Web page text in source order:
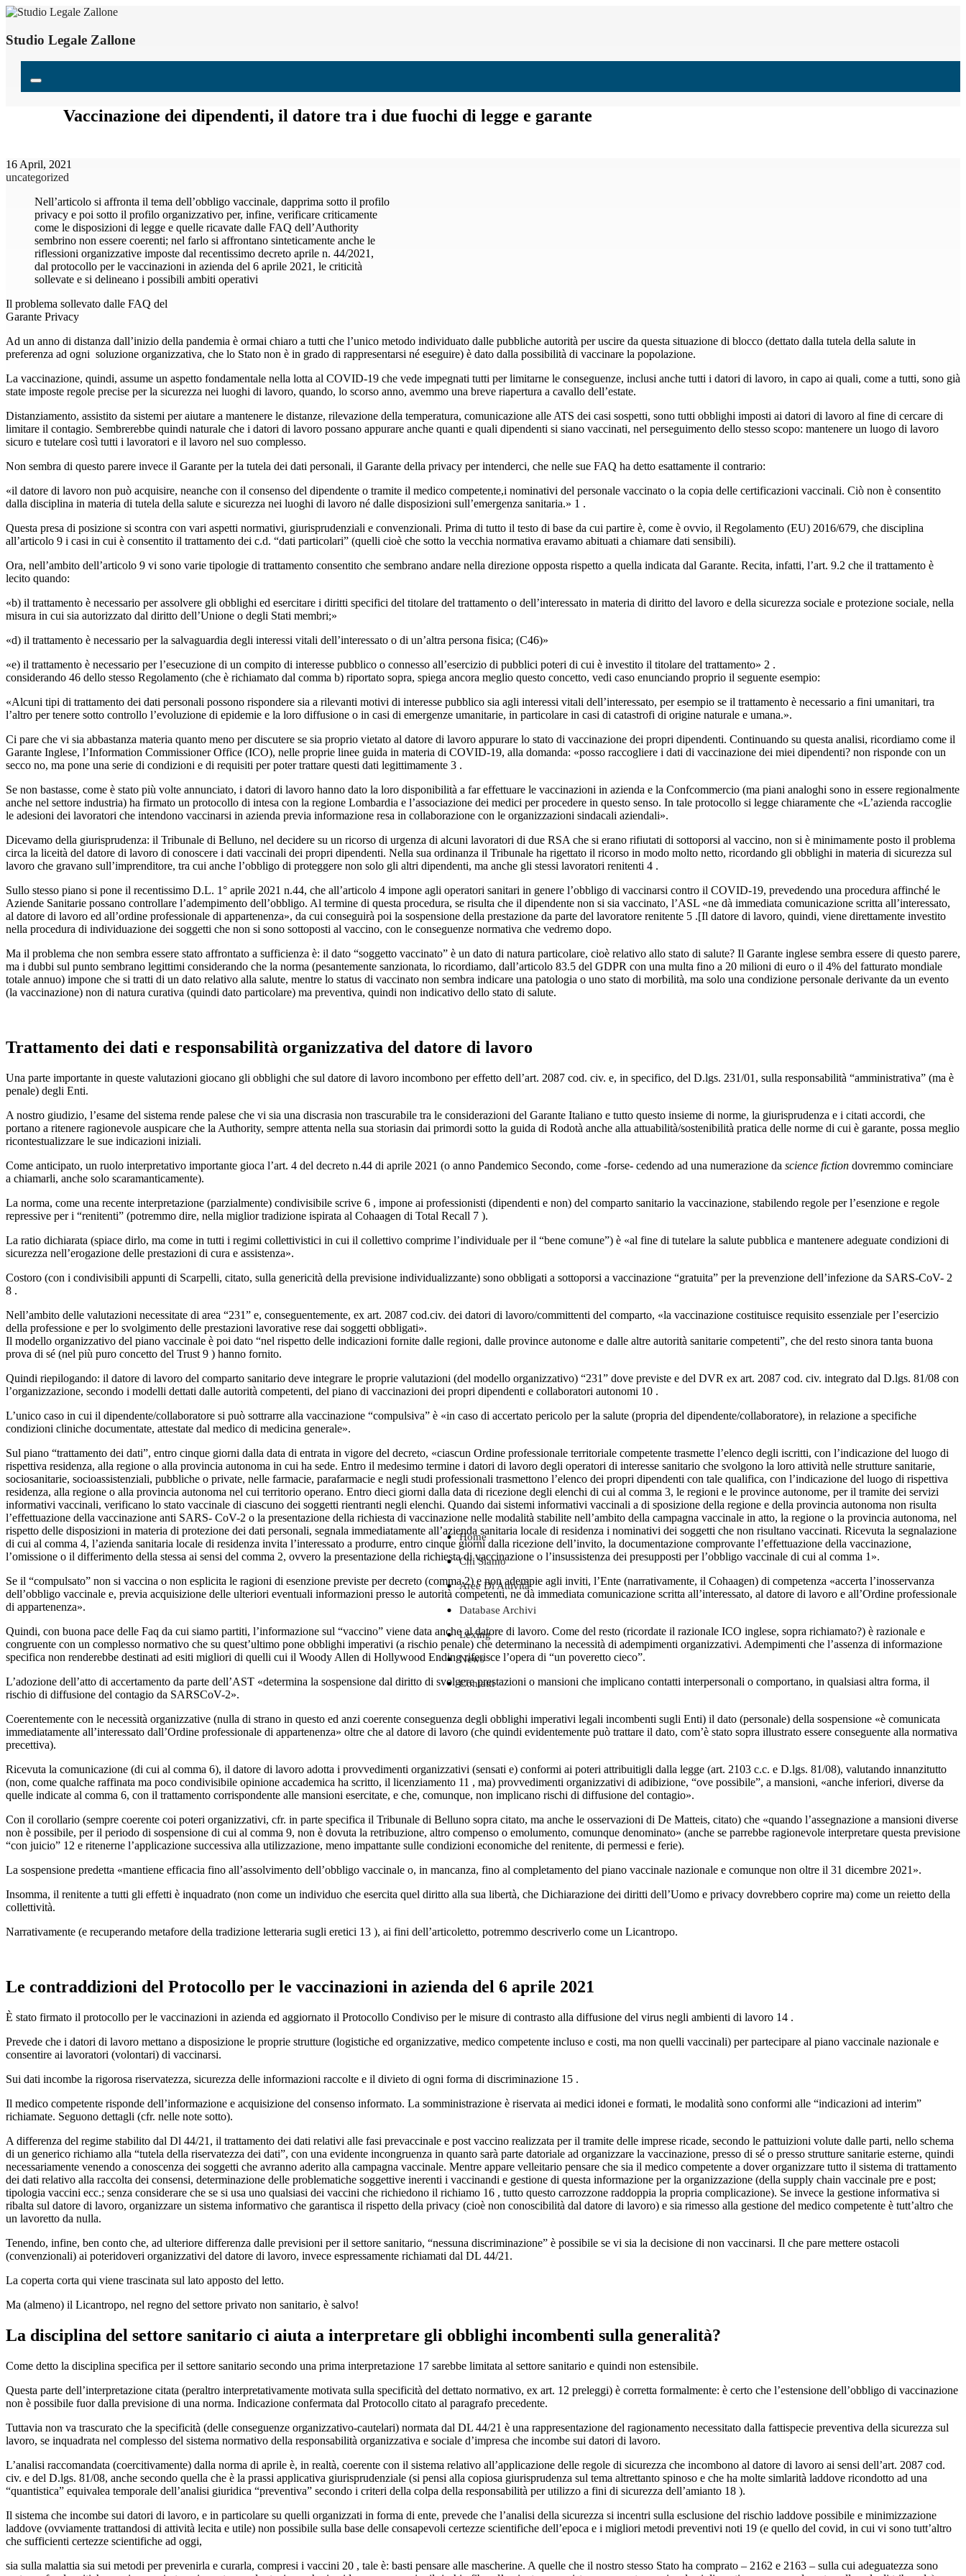
Studio Legale Zallone
Home
Chi Siamo
Aree Di Attività
Database Archivi
Lexing
News
Contatti
Vaccinazione dei dipendenti, il datore tra i due fuochi di legge e garante
16 April, 2021
uncategorized
Nell’articolo si affronta il tema dell’obbligo vaccinale, dapprima sotto il profilo
privacy e poi sotto il profilo organizzativo per, infine, verificare criticamente
come le disposizioni di legge e quelle ricavate dalle FAQ dell’Authority
sembrino non essere coerenti; nel farlo si affrontano sinteticamente anche le
riflessioni organizzative imposte dal recentissimo decreto aprile n. 44/2021,
dal protocollo per le vaccinazioni in azienda del 6 aprile 2021, le criticità
sollevate e si delineano i possibili ambiti operativi
Il problema sollevato dalle FAQ del
Garante Privacy
Ad un anno di distanza dall’inizio della pandemia è ormai chiaro a tutti che l’unico metodo individuato dalle pubbliche autorità per uscire da questa situazione di blocco (dettato dalla tutela della salute in
preferenza ad ogni soluzione organizzativa, che lo Stato non è in grado di rappresentarsi né eseguire) è dato dalla possibilità di vaccinare la popolazione.
La vaccinazione, quindi, assume un aspetto fondamentale nella lotta al COVID-19 che vede impegnati tutti per limitarne le conseguenze, inclusi anche tutti i datori di lavoro, in capo ai quali, come a tutti, sono già
state imposte regole precise per la sicurezza nei luoghi di lavoro, quando, lo scorso anno, avemmo una breve riapertura a cavallo dell’estate.
Distanziamento, assistito da sistemi per aiutare a mantenere le distanze, rilevazione della temperatura, comunicazione alle ATS dei casi sospetti, sono tutti obblighi imposti ai datori di lavoro al fine di cercare di
limitare il contagio. Sembrerebbe quindi naturale che i datori di lavoro possano appurare anche quanti e quali dipendenti si siano vaccinati, nel perseguimento dello stesso scopo: mantenere un luogo di lavoro
sicuro e tutelare così tutti i lavoratori e il lavoro nel suo complesso.
Non sembra di questo parere invece il Garante per la tutela dei dati personali, il Garante della privacy per intenderci, che nelle sue FAQ ha detto esattamente il contrario:
«il datore di lavoro non può acquisire, neanche con il consenso del dipendente o tramite il medico competente,i nominativi del personale vaccinato o la copia delle certificazioni vaccinali. Ciò non è consentito
dalla disciplina in materia di tutela della salute e sicurezza nei luoghi di lavoro né dalle disposizioni sull’emergenza sanitaria.» 1 .
Questa presa di posizione si scontra con vari aspetti normativi, giurisprudenziali e convenzionali. Prima di tutto il testo di base da cui partire è, come è ovvio, il Regolamento (EU) 2016/679, che disciplina
all’articolo 9 i casi in cui è consentito il trattamento dei c.d. “dati particolari” (quelli cioè che sotto la vecchia normativa eravamo abituati a chiamare dati sensibili).
Ora, nell’ambito dell’articolo 9 vi sono varie tipologie di trattamento consentito che sembrano andare nella direzione opposta rispetto a quella indicata dal Garante. Recita, infatti, l’art. 9.2 che il trattamento è
lecito quando:
«b) il trattamento è necessario per assolvere gli obblighi ed esercitare i diritti specifici del titolare del trattamento o dell’interessato in materia di diritto del lavoro e della sicurezza sociale e protezione sociale, nella
misura in cui sia autorizzato dal diritto dell’Unione o degli Stati membri;»
«d) il trattamento è necessario per la salvaguardia degli interessi vitali dell’interessato o di un’altra persona fisica; (C46)»
«e) il trattamento è necessario per l’esecuzione di un compito di interesse pubblico o connesso all’esercizio di pubblici poteri di cui è investito il titolare del trattamento» 2 .
considerando 46 dello stesso Regolamento (che è richiamato dal comma b) riportato sopra, spiega ancora meglio questo concetto, vedi caso enunciando proprio il seguente esempio:
«Alcuni tipi di trattamento dei dati personali possono rispondere sia a rilevanti motivi di interesse pubblico sia agli interessi vitali dell’interessato, per esempio se il trattamento è necessario a fini umanitari, tra
l’altro per tenere sotto controllo l’evoluzione di epidemie e la loro diffusione o in casi di emergenze umanitarie, in particolare in casi di catastrofi di origine naturale e umana.».
Ci pare che vi sia abbastanza materia quanto meno per discutere se sia proprio vietato al datore di lavoro appurare lo stato di vaccinazione dei propri dipendenti. Continuando su questa analisi, ricordiamo come il
Garante Inglese, l’Information Commissioner Office (ICO), nelle proprie linee guida in materia di COVID-19, alla domanda: «posso raccogliere i dati di vaccinazione dei miei dipendenti? non risponde con un
secco no, ma pone una serie di condizioni e di requisiti per poter trattare questi dati legittimamente 3 .
Se non bastasse, come è stato più volte annunciato, i datori di lavoro hanno dato la loro disponibilità a far effettuare le vaccinazioni in azienda e la Confcommercio (ma piani analoghi sono in essere regionalmente
anche nel settore industria) ha firmato un protocollo di intesa con la regione Lombardia e l’associazione dei medici per procedere in questo senso. In tale protocollo si legge chiaramente che «L’azienda raccoglie
le adesioni dei lavoratori che intendono vaccinarsi in azienda previa informazione resa in collaborazione con le organizzazioni sindacali aziendali».
Dicevamo della giurisprudenza: il Tribunale di Belluno, nel decidere su un ricorso di urgenza di alcuni lavoratori di due RSA che si erano rifiutati di sottoporsi al vaccino, non si è minimamente posto il problema
circa la liceità del datore di lavoro di conoscere i dati vaccinali dei propri dipendenti. Nella sua ordinanza il Tribunale ha rigettato il ricorso in modo molto netto, ricordando gli obblighi in materia di sicurezza sul
lavoro che gravano sull’imprenditore, tra cui anche l’obbligo di proteggere non solo gli altri dipendenti, ma anche gli stessi lavoratori renitenti 4 .
Sullo stesso piano si pone il recentissimo D.L. 1° aprile 2021 n.44, che all’articolo 4 impone agli operatori sanitari in genere l’obbligo di vaccinarsi contro il COVID-19, prevedendo una procedura affinché le
Aziende Sanitarie possano controllare l’adempimento dell’obbligo. Al termine di questa procedura, se risulta che il dipendente non si sia vaccinato, l’ASL «ne dà immediata comunicazione scritta all’interessato,
al datore di lavoro ed all’ordine professionale di appartenenza», da cui conseguirà poi la sospensione della prestazione da parte del lavoratore renitente 5 .[Il datore di lavoro, quindi, viene direttamente investito
nella procedura di individuazione dei soggetti che non si sono sottoposti al vaccino, con le conseguenze normativa che vedremo dopo.
Ma il problema che non sembra essere stato affrontato a sufficienza è: il dato “soggetto vaccinato” è un dato di natura particolare, cioè relativo allo stato di salute? Il Garante inglese sembra essere di questo parere,
ma i dubbi sul punto sembrano legittimi considerando che la norma (pesantemente sanzionata, lo ricordiamo, dall’articolo 83.5 del GDPR con una multa fino a 20 milioni di euro o il 4% del fatturato mondiale
totale annuo) impone che si tratti di un dato relativo alla salute, mentre lo status di vaccinato non sembra indicare una patologia o uno stato di morbilità, ma solo una condizione personale derivante da un evento
(la vaccinazione) non di natura curativa (quindi dato particolare) ma preventiva, quindi non indicativo dello stato di salute.
Trattamento dei dati e responsabilità organizzativa del datore di lavoro
Una parte importante in queste valutazioni giocano gli obblighi che sul datore di lavoro incombono per effetto dell’art. 2087 cod. civ. e, in specifico, del D.lgs. 231/01, sulla responsabilità “amministrativa” (ma è
penale) degli Enti.
A nostro giudizio, l’esame del sistema rende palese che vi sia una discrasia non trascurabile tra le considerazioni del Garante Italiano e tutto questo insieme di norme, la giurisprudenza e i citati accordi, che
portano a ritenere ragionevole auspicare che la Authority, sempre attenta nella sua storiasin dai primordi sotto la guida di Rodotà anche alla attuabilità/sostenibilità pratica delle norme di cui è garante, possa meglio
ricontestualizzare le sue indicazioni iniziali.
Come anticipato, un ruolo interpretativo importante gioca l’art. 4 del decreto n.44 di aprile 2021 (o anno Pandemico Secondo, come -forse- cedendo ad una numerazione da science fiction dovremmo cominciare
a chiamarli, anche solo scaramanticamente).
La norma, come una recente interpretazione (parzialmente) condivisibile scrive 6 , impone ai professionisti (dipendenti e non) del comparto sanitario la vaccinazione, stabilendo regole per l’esenzione e regole
repressive per i “renitenti” (potremmo dire, nella miglior tradizione ispirata al Cohaagen di Total Recall 7 ).
La ratio dichiarata (spiace dirlo, ma come in tutti i regimi collettivistici in cui il collettivo comprime l’individuale per il “bene comune”) è «al fine di tutelare la salute pubblica e mantenere adeguate condizioni di
sicurezza nell’erogazione delle prestazioni di cura e assistenza».
Costoro (con i condivisibili appunti di Scarpelli, citato, sulla genericità della previsione individualizzante) sono obbligati a sottoporsi a vaccinazione “gratuita” per la prevenzione dell’infezione da SARS-CoV- 2
8 .
Nell’ambito delle valutazioni necessitate di area “231” e, conseguentemente, ex art. 2087 cod.civ. dei datori di lavoro/committenti del comparto, «la vaccinazione costituisce requisito essenziale per l’esercizio
della professione e per lo svolgimento delle prestazioni lavorative rese dai soggetti obbligati».
Il modello organizzativo del piano vaccinale è poi dato “nel rispetto delle indicazioni fornite dalle regioni, dalle province autonome e dalle altre autorità sanitarie competenti”, che del resto sinora tanta buona
prova di sé (nel più puro concetto del Trust 9 ) hanno fornito.
Quindi riepilogando: il datore di lavoro del comparto sanitario deve integrare le proprie valutazioni (del modello organizzativo) “231” dove previste e del DVR ex art. 2087 cod. civ. integrato dal D.lgs. 81/08 con
l’organizzazione, secondo i modelli dettati dalle autorità competenti, del piano di vaccinazioni dei propri dipendenti e collaboratori autonomi 10 .
L’unico caso in cui il dipendente/collaboratore si può sottrarre alla vaccinazione “compulsiva” è «in caso di accertato pericolo per la salute (propria del dipendente/collaboratore), in relazione a specifiche
condizioni cliniche documentate, attestate dal medico di medicina generale».
Sul piano “trattamento dei dati”, entro cinque giorni dalla data di entrata in vigore del decreto, «ciascun Ordine professionale territoriale competente trasmette l’elenco degli iscritti, con l’indicazione del luogo di
rispettiva residenza, alla regione o alla provincia autonoma in cui ha sede. Entro il medesimo termine i datori di lavoro degli operatori di interesse sanitario che svolgono la loro attività nelle strutture sanitarie,
sociosanitarie, socioassistenziali, pubbliche o private, nelle farmacie, parafarmacie e negli studi professionali trasmettono l’elenco dei propri dipendenti con tale qualifica, con l’indicazione del luogo di rispettiva
residenza, alla regione o alla provincia autonoma nel cui territorio operano. Entro dieci giorni dalla data di ricezione degli elenchi di cui al comma 3, le regioni e le province autonome, per il tramite dei servizi
informativi vaccinali, verificano lo stato vaccinale di ciascuno dei soggetti rientranti negli elenchi. Quando dai sistemi informativi vaccinali a di sposizione della regione e della provincia autonoma non risulta
l’effettuazione della vaccinazione anti SARS- CoV-2 o la presentazione della richiesta di vaccinazione nelle modalità stabilite nell’ambito della campagna vaccinale in atto, la regione o la provincia autonoma, nel
rispetto delle disposizioni in materia di protezione dei dati personali, segnala immediatamente all’azienda sanitaria locale di residenza i nominativi dei soggetti che non risultano vaccinati. Ricevuta la segnalazione
di cui al comma 4, l’azienda sanitaria locale di residenza invita l’interessato a produrre, entro cinque giorni dalla ricezione dell’invito, la documentazione comprovante l’effettuazione della vaccinazione,
l’omissione o il differimento della stessa ai sensi del comma 2, ovvero la presentazione della richiesta di vaccinazione o l’insussistenza dei presupposti per l’obbligo vaccinale di cui al comma 1».
Se il “compulsato” non si vaccina o non esplicita le ragioni di esenzione previste per decreto (comma 2) e non adempie agli inviti, l’Ente (narrativamente, il Cohaagen) di competenza «accerta l’inosservanza
dell’obbligo vaccinale e, previa acquisizione delle ulteriori eventuali informazioni presso le autorità competenti, ne dà immediata comunicazione scritta all’interessato, al datore di lavoro e all’Ordine professionale
di appartenenza».
Quindi, con buona pace delle Faq da cui siamo partiti, l’informazione sul “vaccino” viene data anche al datore di lavoro. Come del resto (ricordate il razionale ICO inglese, sopra richiamato?) è razionale e
congruente con un complesso normativo che su quest’ultimo pone obblighi imperativi (a rischio penale) che determinano la necessità di adempimenti organizzativi. Adempimenti che l’assenza di informazione
specifica non renderebbe destinati ad esiti migliori di quelli cui il Woody Allen di Hollywood Ending riferisce l’opera di “un poveretto cieco”.
L’adozione dell’atto di accertamento da parte dell’AST «determina la sospensione dal diritto di svolgere prestazioni o mansioni che implicano contatti interpersonali o comportano, in qualsiasi altra forma, il
rischio di diffusione del contagio da SARSCoV-2».
Coerentemente con le necessità organizzative (nulla di strano in questo ed anzi coerente conseguenza degli obblighi imperativi legali incombenti sugli Enti) il dato (personale) della sospensione «è comunicata
immediatamente all’interessato dall’Ordine professionale di appartenenza» oltre che al datore di lavoro (che quindi evidentemente può trattare il dato, com’è stato sopra illustrato essere conseguente alla normativa
precettiva).
Ricevuta la comunicazione (di cui al comma 6), il datore di lavoro adotta i provvedimenti organizzativi (sensati e) conformi ai poteri attribuitigli dalla legge (art. 2103 c.c. e D.lgs. 81/08), valutando innanzitutto
(non, come qualche raffinata ma poco condivisibile opinione accademica ha scritto, il licenziamento 11 , ma) provvedimenti organizzativi di adibizione, “ove possibile”, a mansioni, «anche inferiori, diverse da
quelle indicate al comma 6, con il trattamento corrispondente alle mansioni esercitate, e che, comunque, non implicano rischi di diffusione del contagio».
Con il corollario (sempre coerente coi poteri organizzativi, cfr. in parte specifica il Tribunale di Belluno sopra citato, ma anche le osservazioni di De Matteis, citato) che «quando l’assegnazione a mansioni diverse
non è possibile, per il periodo di sospensione di cui al comma 9, non è dovuta la retribuzione, altro compenso o emolumento, comunque denominato» (anche se parrebbe ragionevole interpretare questa previsione
“con juicio” 12 e ritenerne l’applicazione successiva alla utilizzazione, meno impattante sulle condizioni economiche del renitente, di permessi e ferie).
La sospensione predetta «mantiene efficacia fino all’assolvimento dell’obbligo vaccinale o, in mancanza, fino al completamento del piano vaccinale nazionale e comunque non oltre il 31 dicembre 2021».
Insomma, il renitente a tutti gli effetti è inquadrato (non come un individuo che esercita quel diritto alla sua libertà, che Dichiarazione dei diritti dell’Uomo e privacy dovrebbero coprire ma) come un reietto della
collettività.
Narrativamente (e recuperando metafore della tradizione letteraria sugli eretici 13 ), ai fini dell’articoletto, potremmo descriverlo come un Licantropo.
Le contraddizioni del Protocollo per le vaccinazioni in azienda del 6 aprile 2021
È stato firmato il protocollo per le vaccinazioni in azienda ed aggiornato il Protocollo Condiviso per le misure di contrasto alla diffusione del virus negli ambienti di lavoro 14 .
Prevede che i datori di lavoro mettano a disposizione le proprie strutture (logistiche ed organizzative, medico competente incluso e costi, ma non quelli vaccinali) per partecipare al piano vaccinale nazionale e
consentire ai lavoratori (volontari) di vaccinarsi.
Sui dati incombe la rigorosa riservatezza, sicurezza delle informazioni raccolte e il divieto di ogni forma di discriminazione 15 .
Il medico competente risponde dell’informazione e acquisizione del consenso informato. La somministrazione è riservata ai medici idonei e formati, le modalità sono conformi alle “indicazioni ad interim”
richiamate. Seguono dettagli (cfr. nelle note sotto).
A differenza del regime stabilito dal Dl 44/21, il trattamento dei dati relativi alle fasi prevaccinale e post vaccino realizzata per il tramite delle imprese ricade, secondo le pattuizioni volute dalle parti, nello schema
di un generico richiamo alla “tutela della riservatezza dei dati”, con una evidente incongruenza in quanto sarà parte datoriale ad organizzare la vaccinazione, presso di sé o presso strutture sanitarie esterne, quindi
necessariamente venendo a conoscenza dei soggetti che avranno aderito alla campagna vaccinale. Mentre appare velleitario pensare che sia il medico competente a dover organizzare tutto il sistema di trattamento
dei dati relativo alla raccolta dei consensi, determinazione delle problematiche soggettive inerenti i vaccinandi e gestione di questa informazione per la organizzazione (della supply chain vaccinale pre e post;
tipologia vaccini ecc.; senza considerare che se si usa uno qualsiasi dei vaccini che richiedono il richiamo 16 , tutto questo carrozzone raddoppia la propria complicazione). Se invece la gestione informativa si
ribalta sul datore di lavoro, organizzare un sistema informativo che garantisca il rispetto della privacy (cioè non conoscibilità dal datore di lavoro) e sia rimesso alla gestione del medico competente è tutt’altro che
un lavoretto da nulla.
Tenendo, infine, ben conto che, ad ulteriore differenza dalle previsioni per il settore sanitario, “nessuna discriminazione” è possibile se vi sia la decisione di non vaccinarsi. Il che pare mettere ostacoli
(convenzionali) ai poteridoveri organizzativi del datore di lavoro, invece espressamente richiamati dal DL 44/21.
La coperta corta qui viene trascinata sul lato apposto del letto.
Ma (almeno) il Licantropo, nel regno del settore privato non sanitario, è salvo!
La disciplina del settore sanitario ci aiuta a interpretare gli obblighi incombenti sulla generalità?
Come detto la disciplina specifica per il settore sanitario secondo una prima interpretazione 17 sarebbe limitata al settore sanitario e quindi non estensibile.
Questa parte dell’interpretazione citata (peraltro interpretativamente motivata sulla specificità del dettato normativo, ex art. 12 preleggi) è corretta formalmente: è certo che l’estensione dell’obbligo di vaccinazione
non è possibile fuor dalla previsione di una norma. Indicazione confermata dal Protocollo citato al paragrafo precedente.
Tuttavia non va trascurato che la specificità (delle conseguenze organizzativo-cautelari) normata dal DL 44/21 è una rappresentazione del ragionamento necessitato dalla fattispecie preventiva della sicurezza sul
lavoro, se inquadrata nel complesso del sistema normativo della responsabilità organizzativa e sociale d’impresa che incombe sui datori di lavoro.
L’analisi raccomandata (coercitivamente) dalla norma di aprile è, in realtà, coerente con il sistema relativo all’applicazione delle regole di sicurezza che incombono al datore di lavoro ai sensi dell’art. 2087 cod.
civ. e del D.lgs. 81/08, anche secondo quella che è la prassi applicativa giurisprudenziale (si pensi alla copiosa giurisprudenza sul tema altrettanto spinoso e che ha molte simlarità laddove ricondotto ad una
“quantistica” equivalea temporale dell’analisi giuridica “preventiva” secondo i criteri della colpa della responsabilità per utilizzo a fini di sicurezza dell’amianto 18 ).
Il sistema che incombe sui datori di lavoro, e in particolare su quelli organizzati in forma di ente, prevede che l’analisi della sicurezza si incentri sulla esclusione del rischio laddove possibile e minimizzazione
laddove (ovviamente trattandosi di attività lecita e utile) non possibile sulla base delle consapevoli certezze scientifiche dell’epoca e i migliori metodi preventivi noti 19 (e quello del covid, in cui vi sono tutt’altro
che sufficienti certezze scientifiche ad oggi,
sia sulla malattia sia sui metodi per prevenirla e curarla, compresi i vaccini 20 , tale è: basti pensare alle mascherine. A quelle che il nostro stesso Stato ha comprato – 2162 e 2163 – sulla cui adeguatezza sono